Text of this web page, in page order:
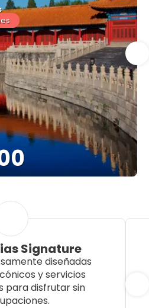
Signature
diseñadas
y servicios
para disfrutar sin